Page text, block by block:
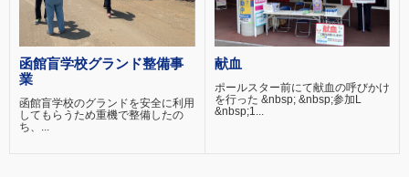
函館盲学校グランド整備事
業
函館盲学校のグランドを安全に利用
してもらうため重機で整備したの
ち、...
献血
ポールスター前にて献血の呼びかけ
を行った &nbsp; &nbsp;参加L
&nbsp;1...